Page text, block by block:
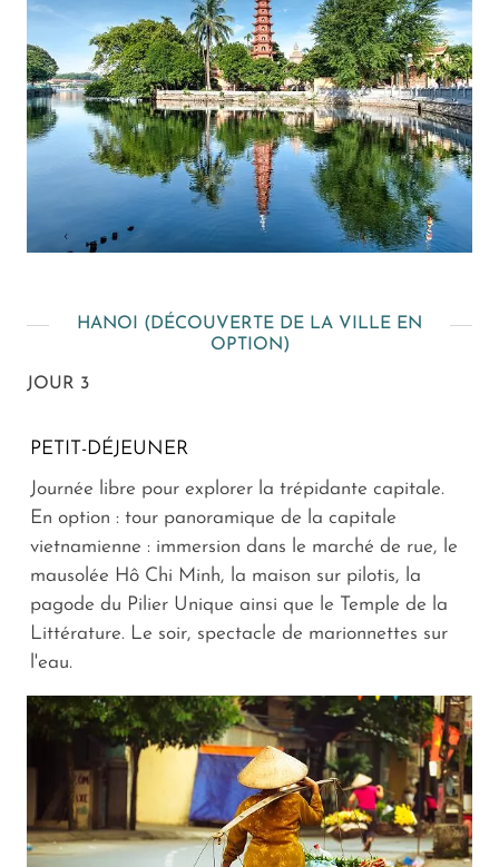
HANOI (DÉCOUVERTE DE LA VILLE EN
OPTION)
JOUR 3
PETIT-DÉJEUNER
Journée libre pour explorer la trépidante capitale.
En option : tour panoramique de la capitale
vietnamienne : immersion dans le marché de rue, le
mausolée Hô Chi Minh, la maison sur pilotis, la
pagode du Pilier Unique ainsi que le Temple de la
Littérature. Le soir, spectacle de marionnettes sur
l'eau.